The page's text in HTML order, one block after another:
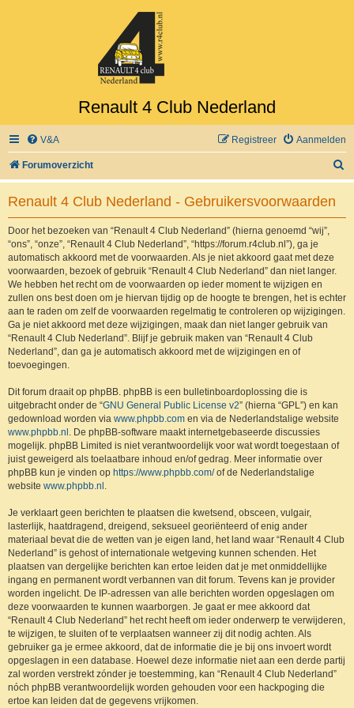
Renault 4 Club Nederland
V&A Aanmelden
Registreer
Forumoverzicht
o
Renault 4 Club Nederland - Gebruikersvoorwaarden
Door het bezoeken van “Renault 4 Club Nederland” (hierna genoemd “wij”,
“ons”, “onze”, “Renault 4 Club Nederland”, “https://forum.r4club.nl”), ga je
automatisch akkoord met de voorwaarden. Als je niet akkoord gaat met deze
voorwaarden, bezoek of gebruik “Renault 4 Club Nederland” dan niet langer.
We hebben het recht om de voorwaarden op ieder moment te wijzigen en
zullen ons best doen om je hiervan tijdig op de hoogte te brengen, het is echter
aan te raden om zelf de voorwaarden regelmatig te controleren op wijzigingen.
Ga je niet akkoord met deze wijzigingen, maak dan niet langer gebruik van
“Renault 4 Club Nederland”. Blijf je gebruik maken van “Renault 4 Club
Nederland”, dan ga je automatisch akkoord met de wijzigingen en of
toevoegingen.
Dit forum draait op phpBB. phpBB is een bulletinboardoplossing die is
uitgebracht onder de “GNU General Public License v2” (hierna “GPL”) en kan
gedownload worden via www.phpbb.com en via de Nederlandstalige website
www.phpbb.nl . De phpBB-software maakt internetgebaseerde discussies
mogelijk. phpBB Limited is niet verantwoordelijk voor wat wordt toegestaan of
juist geweigerd als toelaatbare inhoud en/of gedrag. Meer informatie over
phpBB kun je vinden op https://www.phpbb.com/of de Nederlandstalige
website www.phpbb.nl .
Je verklaart geen berichten te plaatsen die kwetsend, obsceen, vulgair,
lasterlijk, haatdragend, dreigend, seksueel georiënteerd of enig ander
materiaal bevat die de wetten van je eigen land, het land waar “Renault 4 Club
Nederland” is gehost of internationale wetgeving kunnen schenden. Het
plaatsen van dergelijke berichten kan ertoe leiden dat je met onmiddellijke
ingang en permanent wordt verbannen van dit forum. Tevens kan je provider
worden ingelicht. De IP-adressen van alle berichten worden opgeslagen om
deze voorwaarden te kunnen waarborgen. Je gaat er mee akkoord dat
“Renault 4 Club Nederland” het recht heeft om ieder onderwerp te verwijderen,
te wijzigen, te sluiten of te verplaatsen wanneer zij dit nodig achten. Als
gebruiker ga je ermee akkoord, dat de informatie die je bij ons invoert wordt
opgeslagen in een database. Hoewel deze informatie niet aan een derde partij
zal worden verstrekt zónder je toestemming, kan “Renault 4 Club Nederland”
nóch phpBB verantwoordelijk worden gehouden voor een hackpoging die
ertoe kan leiden dat de gegevens vrijkomen.